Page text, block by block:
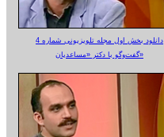
دانلود بخش اول مجله تلویزیونی شماره 4
گفت‌وگو با دکتر «مساعدیان»